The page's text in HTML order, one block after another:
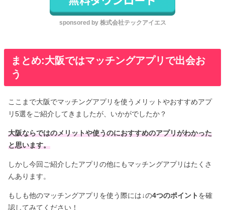
sponsored by 株式会社テックアイエス
まとめ:大阪ではマッチングアプリで出会お
う
ここまで大阪でマッチングアプリを使うメリットやおすすめアプ
リ5選をご紹介してきましたが、いかがでしたか？
大阪ならではのメリットや使うのにおすすめのアプリがわかった
と思います。
しかし今回ご紹介したアプリの他にもマッチングアプリはたくさ
んあります。
もしも他のマッチングアプリを使う際には↓の4つのポイントを確
認してみてください！